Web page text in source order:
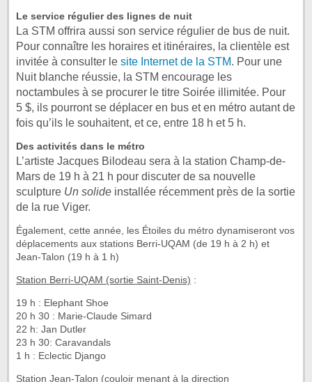
Le service régulier des lignes de nuit
La STM offrira aussi son service régulier de bus de nuit.
Pour connaître les horaires et itinéraires, la clientèle est
invitée à consulter le site Internet de la STM. Pour une
Nuit blanche réussie, la STM encourage les
noctambules à se procurer le titre Soirée illimitée. Pour
5 $, ils pourront se déplacer en bus et en métro autant de
fois qu’ils le souhaitent, et ce, entre 18 h et 5 h.
Des activités dans le métro
L’artiste Jacques Bilodeau sera à la station Champ-de-
Mars de 19 h à 21 h pour discuter de sa nouvelle
sculpture Un solide installée récemment près de la sortie
de la rue Viger.
Également, cette année, les Étoiles du métro dynamiseront vos
déplacements aux stations Berri-UQAM (de 19 h à 2 h) et
Jean-Talon (19 h à 1 h)
Station Berri-UQAM (sortie Saint-Denis) :
19 h : Elephant Shoe
20 h 30 : Marie-Claude Simard
22 h: Jan Dutler
23 h 30: Caravandals
1 h : Eclectic Django
Station Jean-Talon (couloir menant à la direction